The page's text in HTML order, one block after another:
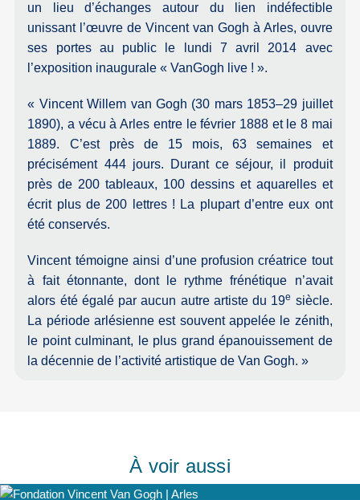
un lieu d’échanges autour du lien indéfectible
unissant l’œuvre de Vincent van Gogh à Arles, ouvre
ses portes au public le lundi 7 avril 2014 avec
l’exposition inaugurale « VanGogh live ! ».
« Vincent Willem van Gogh (30 mars 1853–29 juillet
1890), a vécu à Arles entre le février 1888 et le 8 mai
1889. C’est près de 15 mois, 63 semaines et
précisément 444 jours. Durant ce séjour, il produit
près de 200 tableaux, 100 dessins et aquarelles et
écrit plus de 200 lettres ! La plupart d’entre eux ont
été conservés.
Vincent témoigne ainsi d’une profusion créatrice tout
à fait étonnante, dont le rythme frénétique n’avait
alors été égalé par aucun autre artiste du 19e siècle.
La période arlésienne est souvent appelée le zénith,
le point culminant, le plus grand épanouissement de
la décennie de l’activité artistique de Van Gogh. »
À voir aussi